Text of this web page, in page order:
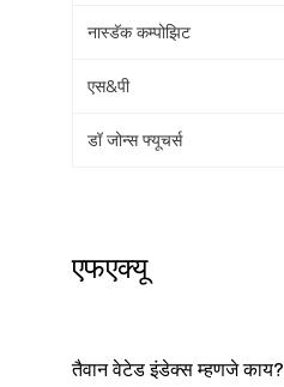
नास्डॅक कम्पोझिट
एस&पी
डॉ जोन्स फ्यूचर्स
एफएक्यू
तैवान वेटेड इंडेक्स म्हणजे काय?